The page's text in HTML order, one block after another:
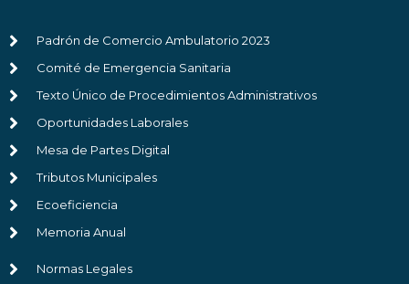
Padrón de Comercio Ambulatorio 2023
Comité de Emergencia Sanitaria
Texto Único de Procedimientos Administrativos
Oportunidades Laborales
Mesa de Partes Digital
Tributos Municipales
Ecoeficiencia
Memoria Anual
Normas Legales